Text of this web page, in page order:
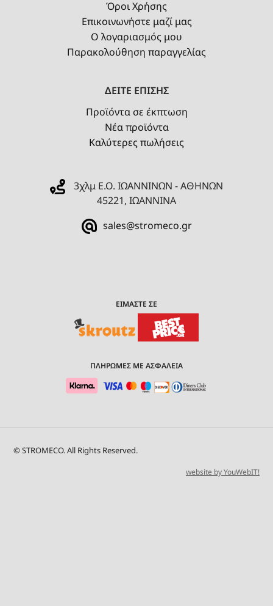
Όροι Χρήσης
Επικοινωνήστε μαζί μας
Ο λογαριασμός μου
Παρακολούθηση παραγγελίας
ΔΕΙΤΕ ΕΠΙΣΗΣ
Προϊόντα σε έκπτωση
Νέα προϊόντα
Καλύτερες πωλήσεις
3χλμ Ε.Ο. ΙΩΑΝΝΙΝΩΝ - ΑΘΗΝΩΝ
45221, ΙΩΑΝΝΙΝΑ
sales@stromeco.gr
ΕΙΜΑΣΤΕ ΣΕ
ΠΛΗΡΩΜΕΣ ΜΕ ΑΣΦΑΛΕΙΑ
© STROMECO. All Rights Reserved.
website by YouWebIT!